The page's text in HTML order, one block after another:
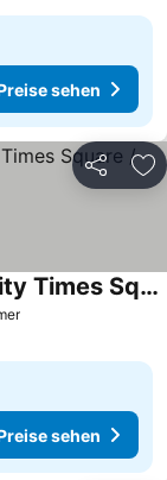
sehen
Teilen
TRYP by Wyndham New York City Times Square / Midtown
sehen